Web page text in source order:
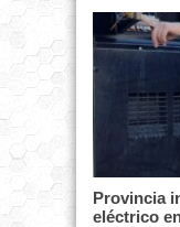
Provincia
eléctrico